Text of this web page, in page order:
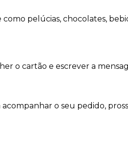
pelúcias, chocolates,
o cartão e escrever a
o seu pedido,